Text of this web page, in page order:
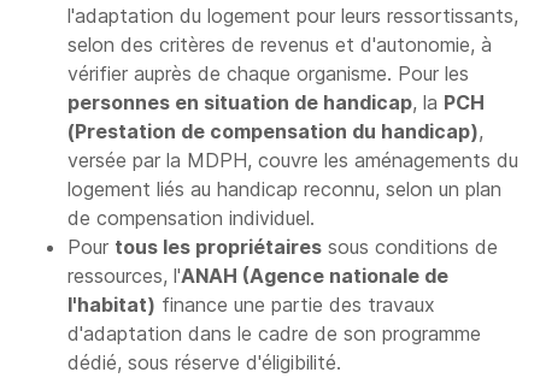
l'adaptation du logement pour leurs ressortissants,
selon des critères de revenus et d'autonomie, à
vérifier auprès de chaque organisme. Pour les
personnes en situation de handicap, la PCH
(Prestation de compensation du handicap),
versée par la MDPH, couvre les aménagements du
logement liés au handicap reconnu, selon un plan
de compensation individuel.
Pour tous les propriétaires sous conditions de
ressources, l'ANAH (Agence nationale de
l'habitat) finance une partie des travaux
d'adaptation dans le cadre de son programme
dédié, sous réserve d'éligibilité.